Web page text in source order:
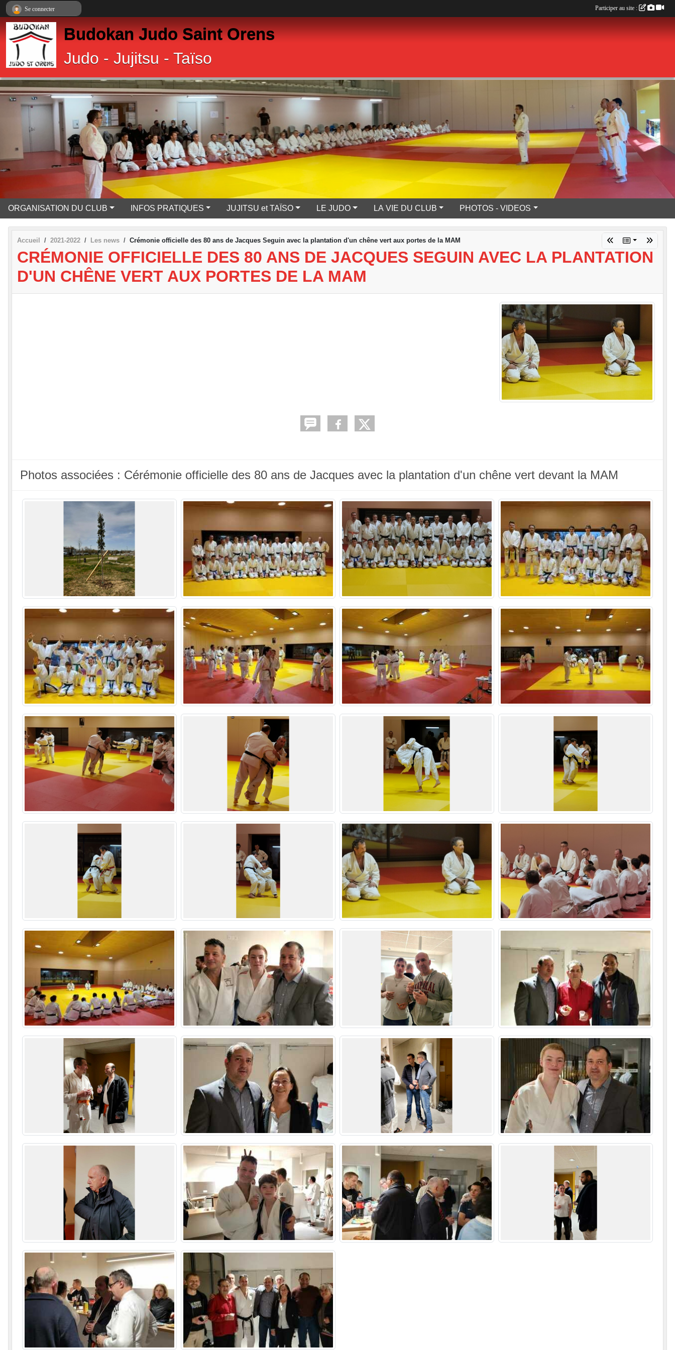
Budokan Judo Saint Orens
Judo - Jujitsu - Taïso
ORGANISATION DU CLUB INFOS PRATIQUES JUJITSU et TAÏSO LE JUDO LA VIE DU CLUB PHOTOS - VIDEOS
Accueil 2021-2022 Les news Crémonie officielle des 80 ans de Jacques Seguin avec la plantation d'un chêne vert aux portes de la MAM
CRÉMONIE OFFICIELLE DES 80 ANS DE JACQUES SEGUIN AVEC LA PLANTATION
D'UN CHÊNE VERT AUX PORTES DE LA MAM
Photos associées : Cérémonie officielle des 80 ans de Jacques avec la plantation d'un chêne vert devant la MAM
Se connecter Participer au site :
Panneau de gestion des cookies